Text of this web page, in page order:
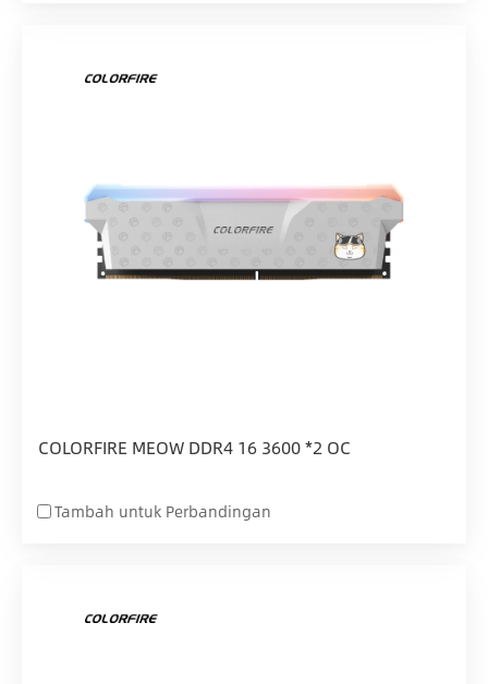
COLORFIRE MEOW DDR4 16 3600 *2 OC
Tambah untuk Perbandingan